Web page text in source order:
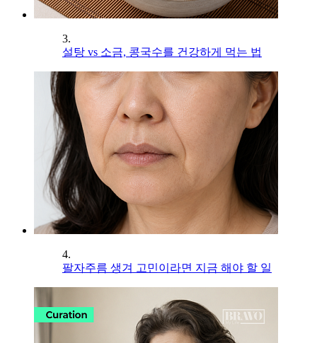
3.
설탕 vs 소금, 콩국수를 건강하게 먹는 법
4.
팔자주름 생겨 고민이라면 지금 해야 할 일